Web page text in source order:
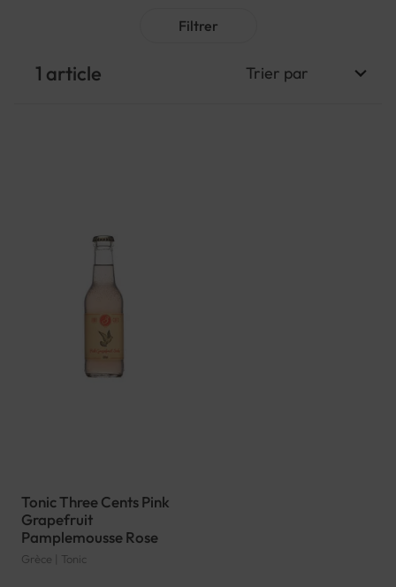
1 article
Tonic Three Cents Pink
Grapefruit
Pamplemousse Rose
Grèce | Tonic
Filtrer